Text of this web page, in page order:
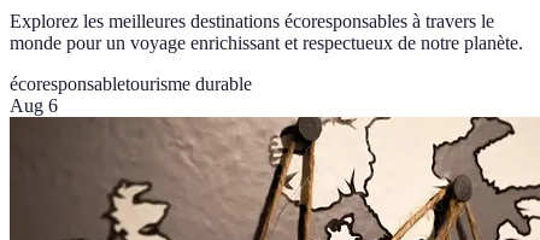
Explorez les meilleures destinations écoresponsables à travers le
monde pour un voyage enrichissant et respectueux de notre planète.
écoresponsabletourisme durable
Aug 6